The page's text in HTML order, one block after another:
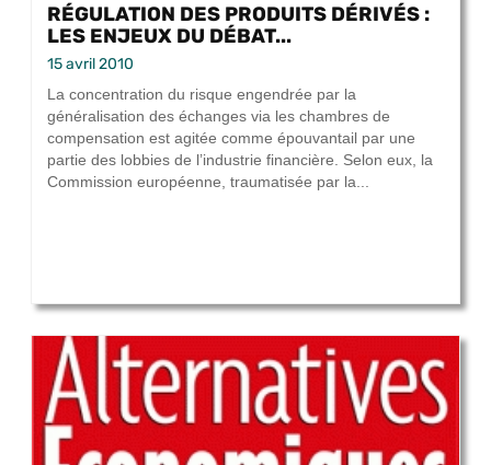
RÉGULATION DES PRODUITS DÉRIVÉS :
LES ENJEUX DU DÉBAT...
15 avril 2010
La concentration du risque engendrée par la
généralisation des échanges via les chambres de
compensation est agitée comme épouvantail par une
partie des lobbies de l’industrie financière. Selon eux, la
Commission européenne, traumatisée par la...